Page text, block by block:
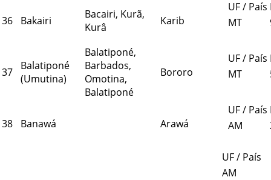
36 Bakairi
Bacairi, Kurã,
Kurâ
Karib
UF / País
MT
37
Balatiponé
(Umutina)
Balatiponé,
Barbados,
Omotina,
Balatiponé
Bororo
UF / País
MT
38 Banawá Arawá
UF / País
AM
UF / País
AM